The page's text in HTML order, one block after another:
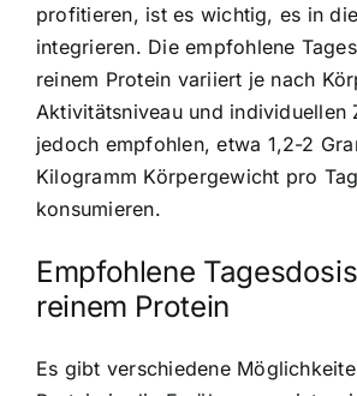
profitieren, ist es wichtig, es in
integrieren. Die empfohlene
reinem Protein variiert je nach
Aktivitätsniveau und individuellen
jedoch empfohlen, etwa 1,2-2
Kilogramm Körpergewicht pro
konsumieren.
Empfohlene
reinem Protein
Es gibt verschiedene